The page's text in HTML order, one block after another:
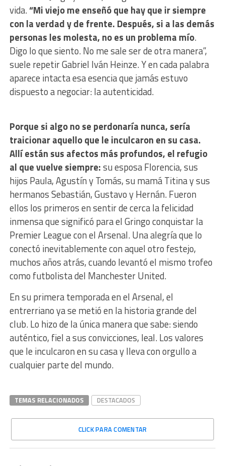
vida.“Mi viejo me enseñó que hay que ir siempre
con la verdad y de frente. Después, si a las demás
personas les molesta, no es un problema mío.
Digo lo que siento. No me sale ser de otra manera”,
suele repetir Gabriel Iván Heinze. Y en cada palabra
aparece intacta esa esencia que jamás estuvo
dispuesto a negociar: la autenticidad.
Porque si algo no se perdonaría nunca, sería
traicionar aquello que le inculcaron en su casa.
Allí están sus afectos más profundos, el refugio
al que vuelve siempre:su esposa Florencia, sus
hijos Paula, Agustín y Tomás, su mamá Titina y sus
hermanos Sebastián, Gustavo y Hernán. Fueron
ellos los primeros en sentir de cerca la felicidad
inmensa que significó para el Gringo conquistar la
Premier League con el Arsenal. Una alegría que lo
conectó inevitablemente con aquel otro festejo,
muchos años atrás, cuando levantó el mismo trofeo
como futbolista del Manchester United.
En su primera temporada en el Arsenal, el
entrerriano ya se metió en la historia grande del
club. Lo hizo de la única manera que sabe: siendo
auténtico, fiel a sus convicciones, leal. Los valores
que le inculcaron en su casa y lleva con orgullo a
cualquier parte del mundo.
TEMAS RELACIONADOS DESTACADOS
CLICK PARA COMENTAR